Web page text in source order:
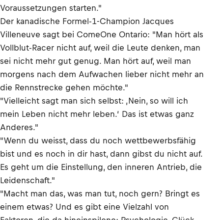
Voraussetzungen starten."
Der kanadische Formel-1-Champion Jacques
Villeneuve sagt bei ComeOne Ontario: "Man hört als
Vollblut-Racer nicht auf, weil die Leute denken, man
sei nicht mehr gut genug. Man hört auf, weil man
morgens nach dem Aufwachen lieber nicht mehr an
die Rennstrecke gehen möchte."
"Vielleicht sagt man sich selbst: ‚Nein, so will ich
mein Leben nicht mehr leben.‘ Das ist etwas ganz
Anderes."
"Wenn du weisst, dass du noch wettbewerbsfähig
bist und es noch in dir hast, dann gibst du nicht auf.
Es geht um die Einstellung, den inneren Antrieb, die
Leidenschaft."
"Macht man das, was man tut, noch gern? Bringt es
einem etwas? Und es gibt eine Vielzahl von